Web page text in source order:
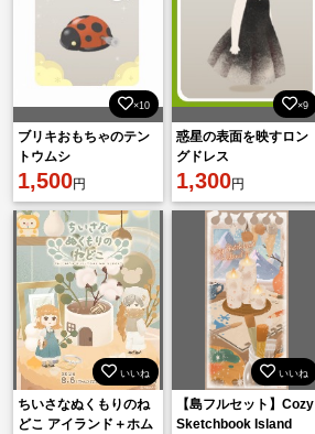
×10
ブリキおもちゃのテン
トウムシ
1,500円
×9
惑星の表面を映すロン
グドレス
1,300円
いいね
ちいさなぬくもりのね
どこ アイランド＋ホム
いいね
【島フルセット】Cozy
Sketchbook Island